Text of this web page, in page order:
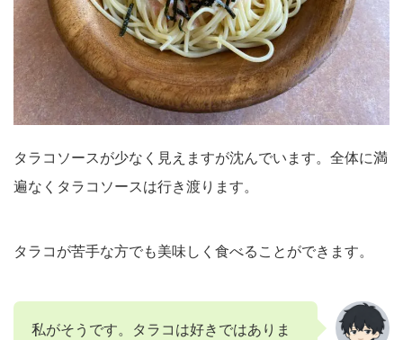
タラコソースが少なく見えますが沈んでいます。全体に満
遍なくタラコソースは行き渡ります。
タラコが苦手な方でも美味しく食べることができます。
私がそうです。タラコは好きではありま